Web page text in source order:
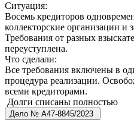
Ситуация:
Восемь кредиторов
коллекторские организации и
Требования от разных
переуступлена.
Что сделали:
Все требования включены в
процедура реализации.
всеми кредиторами.
Долги списаны полностью
Дело № А47-8845/2023